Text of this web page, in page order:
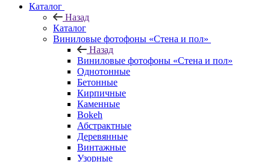
Каталог
Назад
Каталог
Виниловые фотофоны «Стена и пол»
Назад
Виниловые фотофоны «Стена и пол»
Однотонные
Бетонные
Кирпичные
Каменные
Bokeh
Абстрактные
Деревянные
Винтажные
Узорные